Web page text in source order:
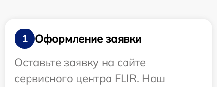
1
Оформление заявки
Оставьте заявку на сайте
сервисного центра FLIR. Наш